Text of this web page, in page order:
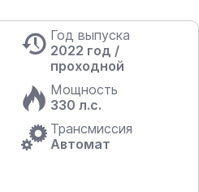
Год выпуска
2022 год /
проходной
Мощность
330 л.с.
Трансмиссия
Автомат